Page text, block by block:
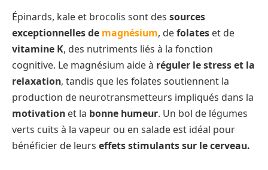
Épinards, kale et brocolis sont des sources
exceptionnelles de magnésium, defolates et de
vitamine K, des nutriments liés à la fonction
cognitive. Le magnésium aide à réguler le stress et la
relaxation, tandis que les folates soutiennent la
production de neurotransmetteurs impliqués dans la
motivation et la bonne humeur. Un bol de légumes
verts cuits à la vapeur ou en salade est idéal pour
bénéficier de leurs effets stimulants sur le cerveau.